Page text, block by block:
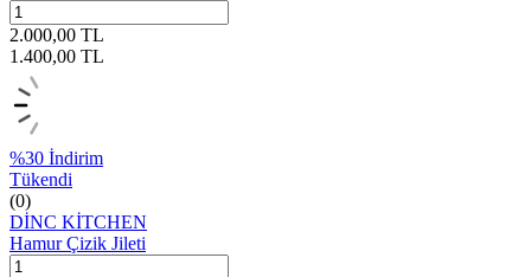
2.000,00 TL
1.400,00 TL
%30 İndirim
Tükendi
(0)
DİNC KİTCHEN
Hamur Çizik Jileti